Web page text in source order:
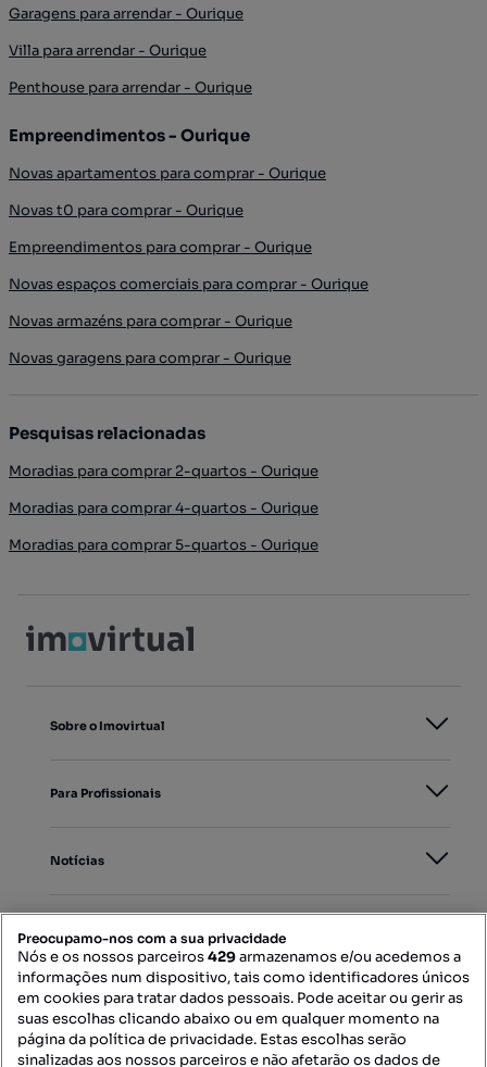
Garagens para arrendar - Ourique
Villa para arrendar - Ourique
Penthouse para arrendar - Ourique
Empreendimentos - Ourique
Novas apartamentos para comprar - Ourique
Novas t0 para comprar - Ourique
Empreendimentos para comprar - Ourique
Novas espaços comerciais para comprar - Ourique
Novas armazéns para comprar - Ourique
Novas garagens para comprar - Ourique
Pesquisas relacionadas
Moradias para comprar 2-quartos - Ourique
Moradias para comprar 4-quartos - Ourique
Moradias para comprar 5-quartos - Ourique
Sobre o Imovirtual
Para Profissionais
Notícias
Mapa do Site
Contacte-nos
Preocupamo-nos com a sua privacidade
Nós e os nossos parceiros429armazenamos e/ou acedemos a
informações num dispositivo, tais como identificadores únicos
em cookies para tratar dados pessoais. Pode aceitar ou gerir as
suas escolhas clicando abaixo ou em qualquer momento na
página da política de privacidade. Estas escolhas serão
sinalizadas aos nossos parceiros e não afetarão os dados de